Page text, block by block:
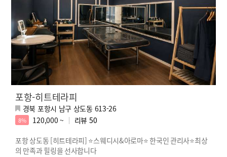
포항-히트테라피
경북 포항시 남구 상도동 613-26
8% 120,000 ~ 리뷰 50
포항 상도동 [히트테라피] ⭐스웨디시&아로마⭐ 한국인 관리사⭐최상
의 만족과 힐링을 선사합니다